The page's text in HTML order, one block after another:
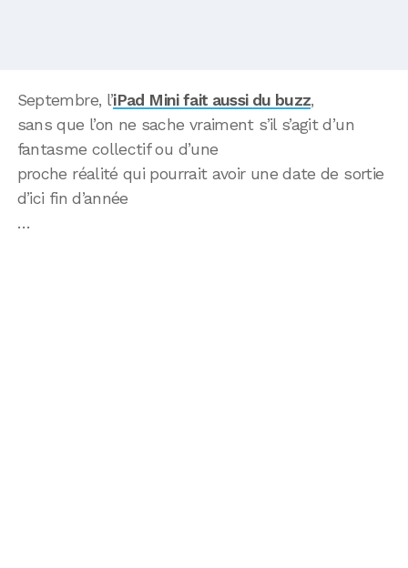
Septembre, l’iPad Mini fait aussi du buzz,
sans que l’on ne sache vraiment s’il s’agit d’un
fantasme collectif ou d’une
proche réalité qui pourrait avoir une date de sortie
d’ici fin d’année
…